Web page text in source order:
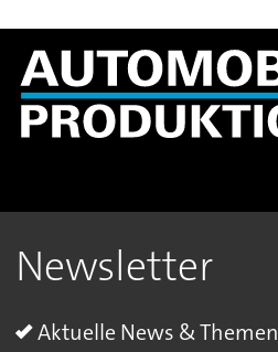
Newsletter
Aktuelle News & Themen